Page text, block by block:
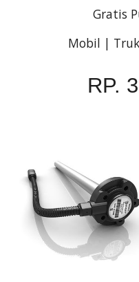
Gratis
Mobil |
RP.